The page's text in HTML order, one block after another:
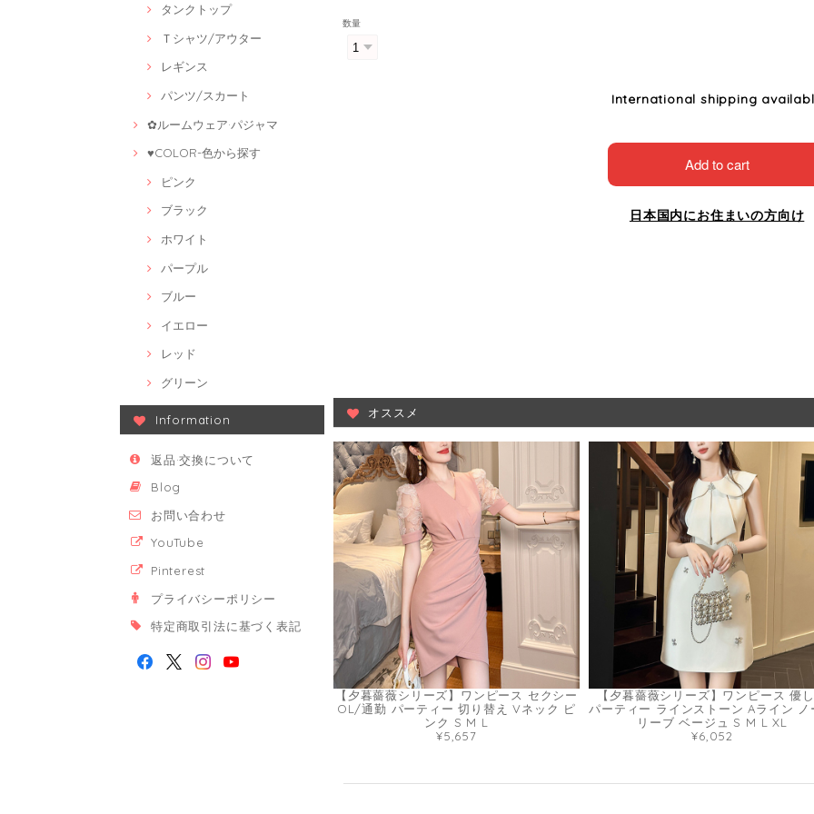
タンクトップ
Ｔシャツ/アウター
レギンス
パンツ/スカート
✿ルームウェア·パジャマ
♥COLOR-色から探す
ピンク
ブラック
ホワイト
パープル
ブルー
イエロー
レッド
グリーン
Information
返品·交換について
Blog
お問い合わせ
YouTube
Pinterest
プライバシーポリシー
特定商取引法に基づく表記
数量
International shipping
Add to cart
日本国内にお住まいの方向け
オススメ
【夕暮薔薇シリーズ】ワンピース セクシー
OL/通勤 パーティー 切り替え Vネック ピ
ンク S M L
¥5,657
【夕暮薔薇シリーズ】ワンピース 優
パーティー ラインストーン Aライン ノ
リーブ ベージュ S M L XL
¥6,052